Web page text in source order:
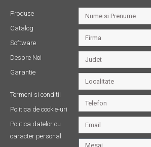
Produse
Catalog
Software
Despre Noi
Garantie
Termeni si conditii
Politica de cookie-uri
Politica datelor cu
caracter personal